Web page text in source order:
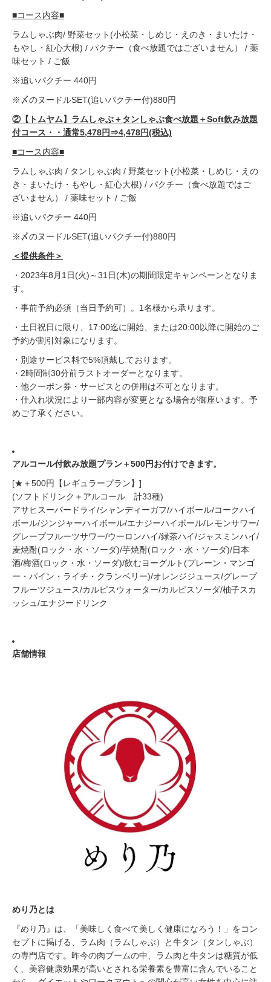
■コース内容■
ラムしゃぶ肉/ 野菜セット(小松菜・しめじ・えのき・まいたけ・
もやし・紅心大根) / パクチー（食べ放題ではございません） / 薬
味セット / ご飯
※追いパクチー 440円
※〆のヌードルSET(追いパクチー付)880円
②【トムヤム】ラムしゃぶ＋タンしゃぶ食べ放題＋Soft飲み放題
付コース・・通常5,478円⇒4,478円(税込)
■コース内容■
ラムしゃぶ肉 / タンしゃぶ肉 / 野菜セット(小松菜・しめじ・えの
き・まいたけ・もやし・紅心大根) / パクチー（食べ放題ではご
ざいません） / 薬味セット / ご飯
※追いパクチー 440円
※〆のヌードルSET(追いパクチー付)880円
＜提供条件＞
・2023年8月1日(火)～31日(木)の期間限定キャンペーンとなりま
す。
・事前予約必須（当日予約可）。1名様から承ります。
・土日祝日に限り、17:00迄に開始、または20:00以降に開始のご
予約が割引対象になります。
・別途サービス料で5%頂戴しております。
・2時間制30分前ラストオーダーとなります。
・他クーポン券・サービスとの併用は不可となります。
・仕入れ状況により一部内容が変更となる場合が御座います。予
めご了承ください。
アルコール付飲み放題プラン＋500円お付けできます。
[★＋500円【レギュラープラン】]
(ソフトドリンク＋アルコール 計33種)
アサヒスーパードライ/シャンディーガフ/ハイボール/コークハイ
ボール/ジンジャーハイボール/エナジーハイボール/レモンサワー/
グレープフルーツサワー/ウーロンハイ/緑茶ハイ/ジャスミンハイ/
麦焼酎(ロック・水・ソーダ)/芋焼酎(ロック・水・ソーダ)/日本
酒/梅酒(ロック・水・ソーダ)/飲むヨーグルト(プレーン・マンゴ
ー・パイン・ライチ・クランベリー)/オレンジジュース/グレープ
フルーツジュース/カルピスウォーター/カルピスソーダ/柚子スカ
ッシュ/エナジードリンク
店舗情報
めり乃とは
『めり乃』は、「美味しく食べて美しく健康になろう！」をコン
セプトに掲げる、ラム肉（ラムしゃぶ）と牛タン（タンしゃぶ）
の専門店です。昨今の肉ブームの中、ラム肉と牛タンは糖質が低
く、美容健康効果が高いとされる栄養素を豊富に含んでいること